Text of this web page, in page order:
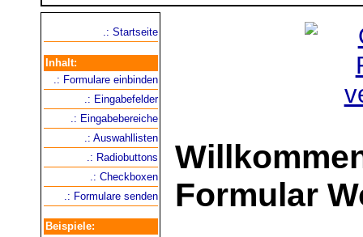
.: Startseite
Inhalt:
.: Formulare einbinden
.: Eingabefelder
.: Eingabebereiche
.: Auswahllisten
.: Radiobuttons
.: Checkboxen
.: Formulare senden
Beispiele:
Formular